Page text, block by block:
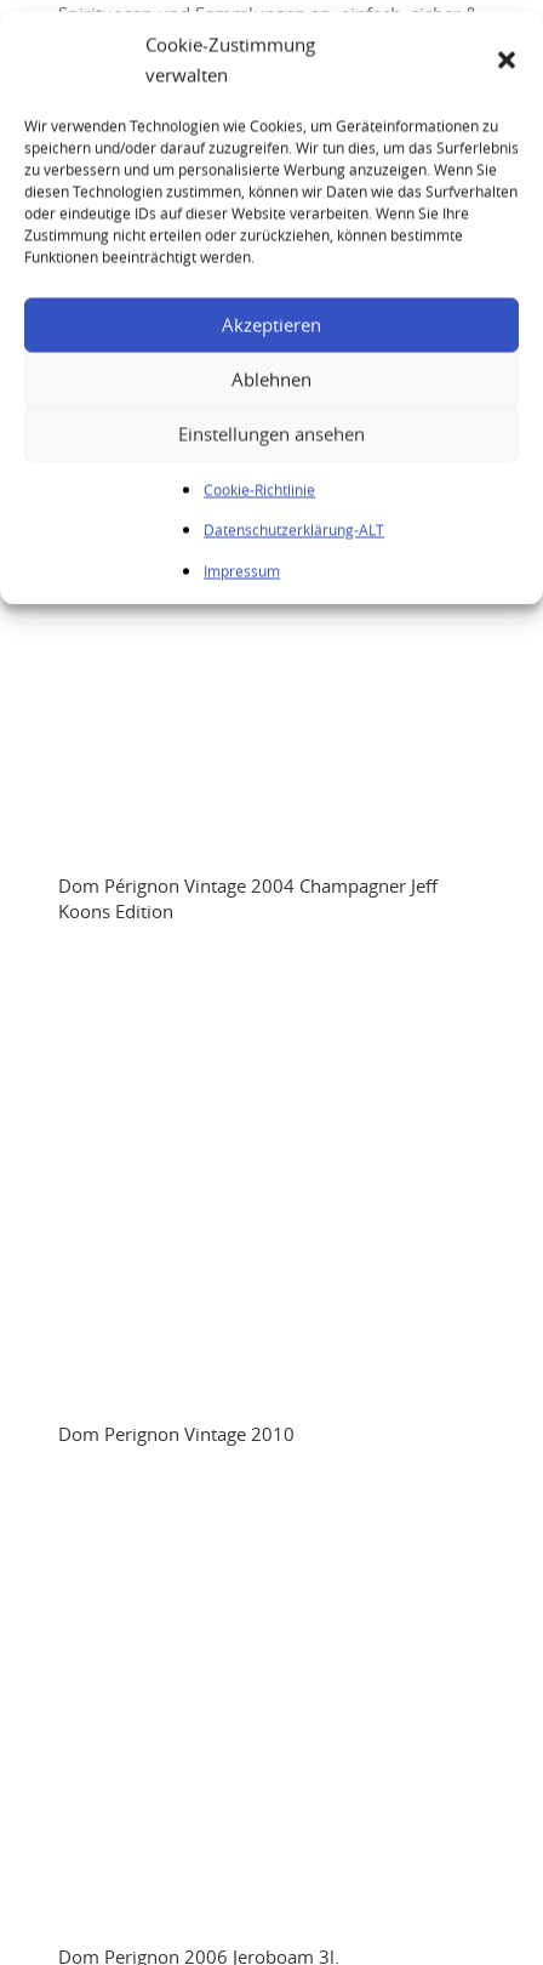
Cookie-Zustimmung
verwalten
Wir verwenden Technologien wie Cookies, um Geräteinformationen zu
speichern und/oder darauf zuzugreifen. Wir tun dies, um das Surferlebnis
zu verbessern und um personalisierte Werbung anzuzeigen. Wenn Sie
diesen Technologien zustimmen, können wir Daten wie das Surfverhalten
oder eindeutige IDs auf dieser Website verarbeiten. Wenn Sie Ihre
Zustimmung nicht erteilen oder zurückziehen, können bestimmte
Funktionen beeinträchtigt werden.
Akzeptieren
Ablehnen
Einstellungen ansehen
Cookie-Richtlinie
Datenschutzerklärung-ALT
Impressum
Spirituosen und Sammlungen an: einfach, sicher &
zuverlässig! Jetzt anfragen.
Jetzt Anfrage senden
Ähnliche Produkte
Dom Pérignon Vintage 2004 Champagner Jeff
Koons Edition
Dom Perignon Vintage 2010
Dom Perignon 2006 Jeroboam 3l.